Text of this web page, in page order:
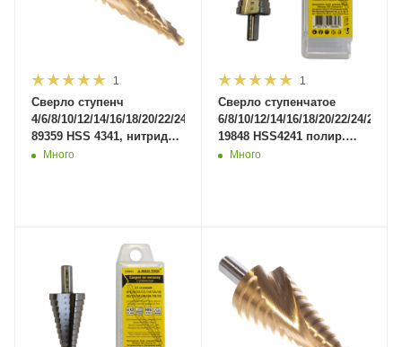
1
Сверло ступенч
4/6/8/10/12/14/16/18/20/22/24/26/28/30/32мм
89359 HSS 4341, нитрид
титан покрытие (50
Много
1
Сверло ступенчатое
6/8/10/12/14/16/18/20/22/24/26/
19848 HSS4241 полир.
(50шт/кор)MaxiTool
Много